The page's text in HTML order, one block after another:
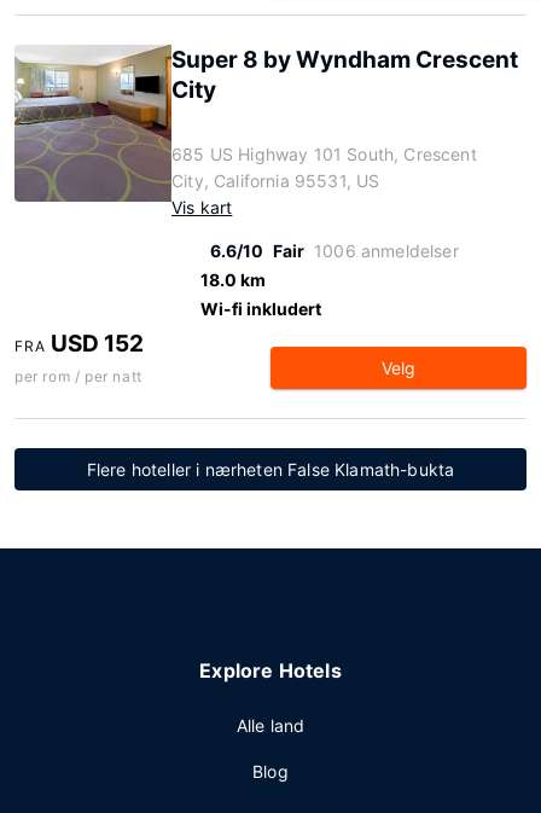
Super 8 by Wyndham Crescent
City
685 US Highway 101 South, Crescent
City, California 95531, US
Vis kart
6.6/10 Fair 1006 anmeldelser
18.0 km
Wi-fi inkludert
FRA USD 152
per rom / per natt Velg
Flere hoteller i nærheten False Klamath-bukta
Explore Hotels
Alle land
Blog